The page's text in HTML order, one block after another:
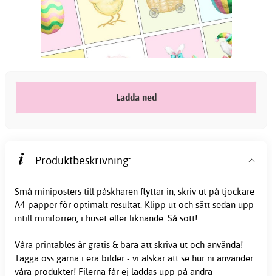
Ladda ned
Produktbeskrivning:
Små miniposters till påskharen flyttar in, skriv ut på tjockare
A4-papper för optimalt resultat. Klipp ut och sätt sedan upp
intill miniförren, i huset eller liknande. Så sött!
Våra printables är gratis & bara att skriva ut och använda!
Tagga oss gärna i era bilder - vi älskar att se hur ni använder
våra produkter! Filerna får ej laddas upp på andra